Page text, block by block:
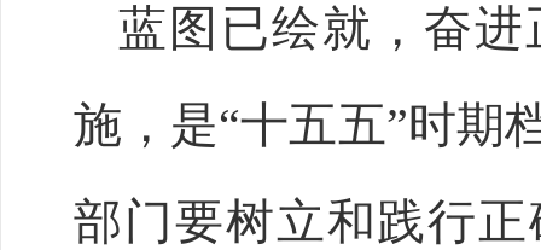
蓝图已绘就，奋
施，是“十五五”时期
部门要树立和践行